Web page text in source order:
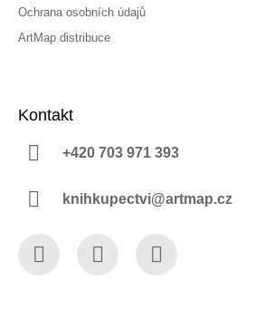
Ochrana osobních údajů
ArtMap distribuce
Kontakt
+420 703 971 393
knihkupectvi@artmap.cz